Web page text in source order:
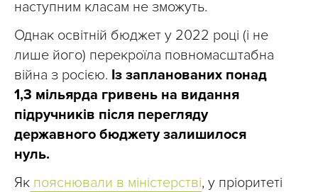
наступним класам не зможуть.
Однак освітній бюджет у 2022 році (і не
лише його) перекроїла повномасштабна
війна з росією. Із запланованих понад
1,3 мільярда гривень на видання
підручників після перегляду
державного бюджету залишилося
нуль.
Як пояснювали в міністерстві, у пріоритеті